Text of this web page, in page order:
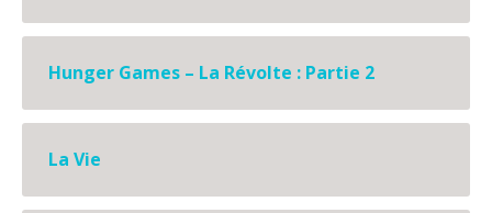
Hunger Games – La Révolte : Partie 2
La Vie